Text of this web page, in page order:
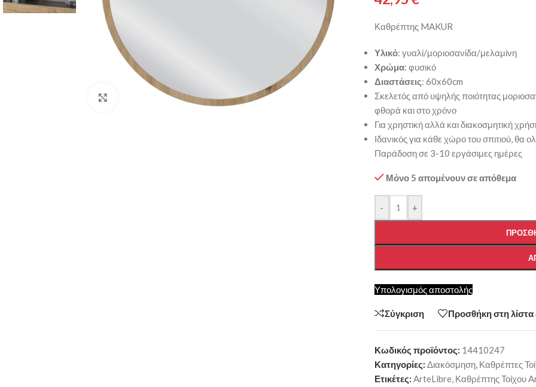
Κάντε κλικ για μεγέθυνση
Καθρέπτης MAKUR
Υλικό: γυαλί/μοριοσανίδα/μελαμίνη
Χρώμα: φυσικό
Διαστάσεις: 60x60cm
Σκελετός από υψηλής ποιότητας
φθορά και στο χρόνο
Για χρηστική αλλά και διακοσμητική
Ιδανικός για κάθε χώρο του σπιτιού, θα
Παράδοση σε 3-10 εργάσιμες ημέρες
Μόνο 5 απομένουν σε απόθεμα
- +
Υπολογισμός αποστολής
Σύγκριση Προσθήκη στη λίστα
Κωδικός προϊόντος: 14410247
Κατηγορίες: Διακόσμηση, Καθρέπτες
Ετικέτες: ArteLibre, Καθρέπτης Τοίχου